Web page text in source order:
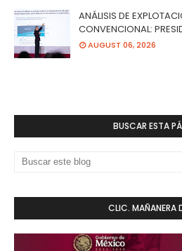
ANÁLISIS DE
CONVENCIONAL:
AUGUST 06, 2026
BUSCAR ESTA
CLIC. MAÑANERA